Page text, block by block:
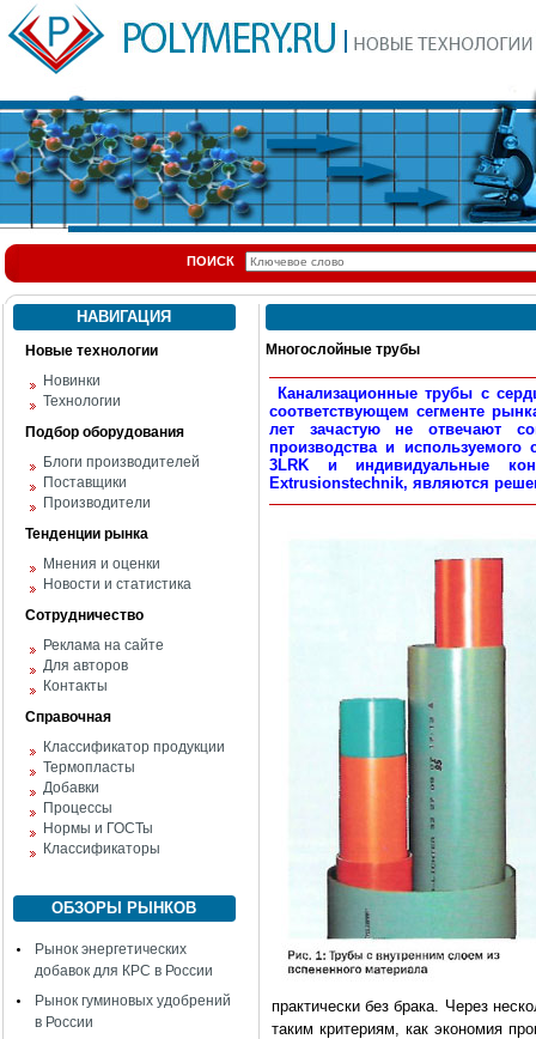
ПОИСК
НАВИГАЦИЯ
Новые технологии
Новинки
Технологии
Подбор оборудования
Блоги производителей
Поставщики
Производители
Тенденции рынка
Мнения и оценки
Новости и статистика
Сотрудничество
Реклама на сайте
Для авторов
Контакты
Справочная
Классификатор продукции
Термопласты
Добавки
Процессы
Нормы и ГОСТы
Классификаторы
ОБЗОРЫ РЫНКОВ
Рынок энергетических
добавок для КРС в России
Рынок гуминовых удобрений
в России
Многослойные трубы
Канализационные трубы с
соответствующем сегменте
лет зачастую не отвечают
производства и
3LRK и индивидуальные
Extrusionstechnik, являются
практически без брака. Через
таким критериям, как экономия